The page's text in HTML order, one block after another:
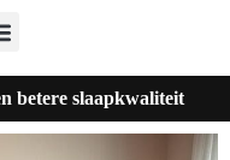
betere slaapkwaliteit